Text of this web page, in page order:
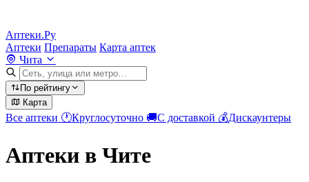
Аптеки.Ру
Аптеки Препараты Карта аптек
Чита
По рейтингу
Карта
Все аптеки 🕐Круглосуточно 🚚С доставкой 💰Дискаунтеры
Аптеки в Чите